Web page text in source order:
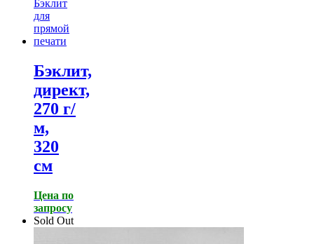
Бэклит,
директ,
270 г/
м,
320
см
Цена по
запросу
Sold Out